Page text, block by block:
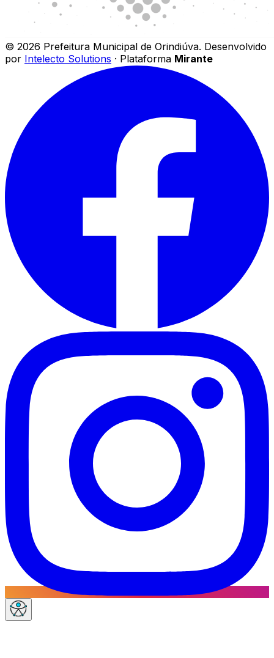
© 2026 Prefeitura Municipal de Orindiúva. Desenvolvido
por Intelecto Solutions · Plataforma Mirante